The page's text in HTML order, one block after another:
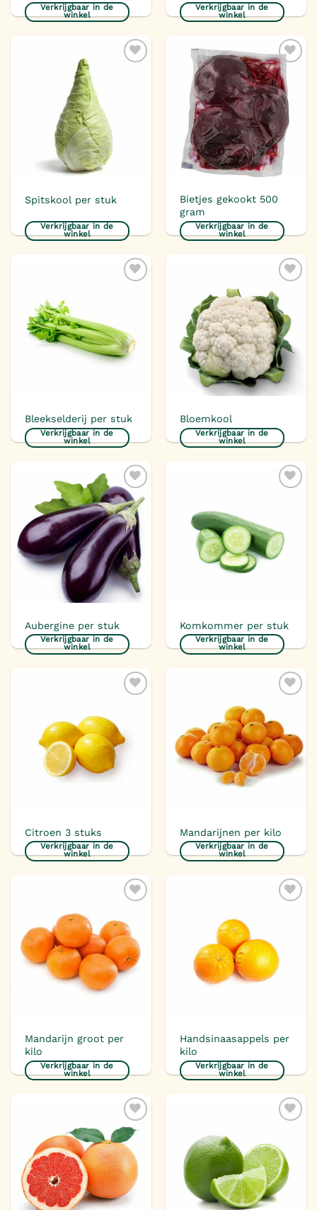
Verkrijgbaar in de
winkel
Verkrijgbaar in de
winkel
Spitskool per stuk
Verkrijgbaar in de
winkel
Toevoegen
aan
verlanglijst
Bietjes gekookt 500
gram
Verkrijgbaar in de
winkel
Bleekselderij per stuk
Verkrijgbaar in de
winkel
Toevoegen
aan
verlanglijst
Bloemkool
Verkrijgbaar in de
winkel
Toevoegen
aan
verlanglijst
Aubergine per stuk
Verkrijgbaar in de
winkel
Komkommer per stuk
Verkrijgbaar in de
winkel
verlanglijst
Citroen 3 stuks
Verkrijgbaar in de
winkel
verlanglijst
Mandarijnen per kilo
Verkrijgbaar in de
winkel
aan
verlanglijst
Mandarijn groot per
kilo
Verkrijgbaar in de
winkel
Handsinaasappels per
kilo
Verkrijgbaar in de
winkel
Toevoegen
aan
verlanglijst
verlanglijst